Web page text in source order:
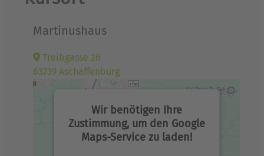
Martinushaus
Treibgasse 26
63739 Aschaffenburg
Wir benötigen Ihre
Zustimmung, um den Google
Maps-Service zu laden!